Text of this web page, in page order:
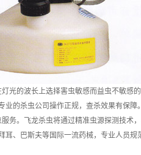
光的波长上选择害虫敏感而益虫不敏感
的杀虫公司操作正规，查杀效果有保
务。飞龙杀虫将通过精准虫源探测技术
、巴斯夫等国际一流药械，专业人员